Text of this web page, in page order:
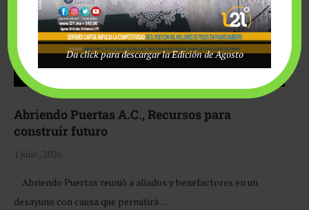
Abriendo Puertas A.C., Recursos para
construir futuro
1 julio, 2026
Abriendo Puertas reunió a aliados y benefactores en un
desayuno con causa que permitirá …
Da click para descargar la Edición de Agosto